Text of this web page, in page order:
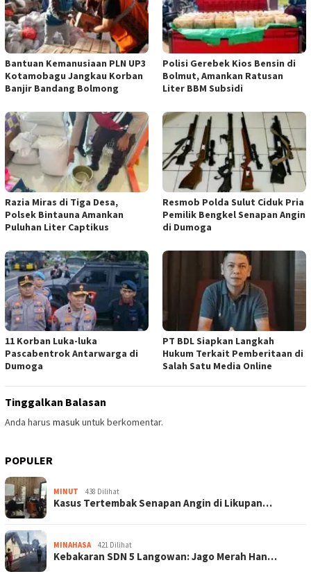
Bantuan Kemanusiaan PLN UP3
Kotamobagu Jangkau Korban
Banjir Bandang Bolmong
Polisi Gerebek Kios Bensin di
Bolmut, Amankan Ratusan
Liter BBM Subsidi
Razia Miras di Tiga Desa,
Polsek Bintauna Amankan
Puluhan Liter Captikus
Resmob Polda Sulut Ciduk Pria
Pemilik Bengkel Senapan Angin
di Dumoga
11 Korban Luka-luka
Pascabentrok Antarwarga di
Dumoga
PT BDL Siapkan Langkah
Hukum Terkait Pemberitaan di
Salah Satu Media Online
Tinggalkan Balasan
Anda harus masukuntuk berkomentar.
POPULER
MINUT 438 Dilihat
Kasus Tertembak Senapan Angin di Likupan…
MINAHASA 421 Dilihat
Kebakaran SDN 5 Langowan: Jago Merah Han…